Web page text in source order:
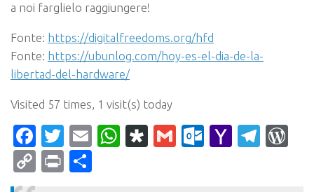
a noi farglielo raggiungere!
Fonte: https://digitalfreedoms.org/hfd
Fonte: https://ubunlog.com/hoy-es-el-dia-de-la-
libertad-del-hardware/
Visited 57 times, 1 visit(s) today
Facebook
Twitter
EmailWhatsApp
Diaspora
Gmail Yahoo
CopyPrint